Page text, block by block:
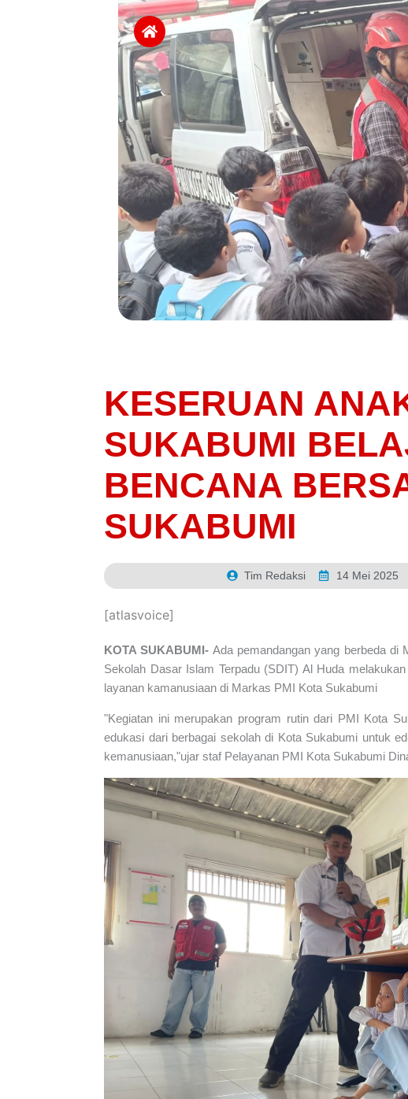
KESERUAN
SUKABUMI
BENCANA
SUKABUMI
Tim Redaksi 14 Mei 2025
[atlasvoice]
KOTA SUKABUMI- Ada pemandangan yang berbeda di
Sekolah Dasar Islam Terpadu (SDIT) Al Huda
layanan kamanusiaan di Markas PMI Kota Sukabumi
"Kegiatan ini merupakan program rutin dari PMI Kota
edukasi dari berbagai sekolah di Kota Sukabumi untuk
kemanusiaan,"ujar staf Pelayanan PMI Kota Sukabumi